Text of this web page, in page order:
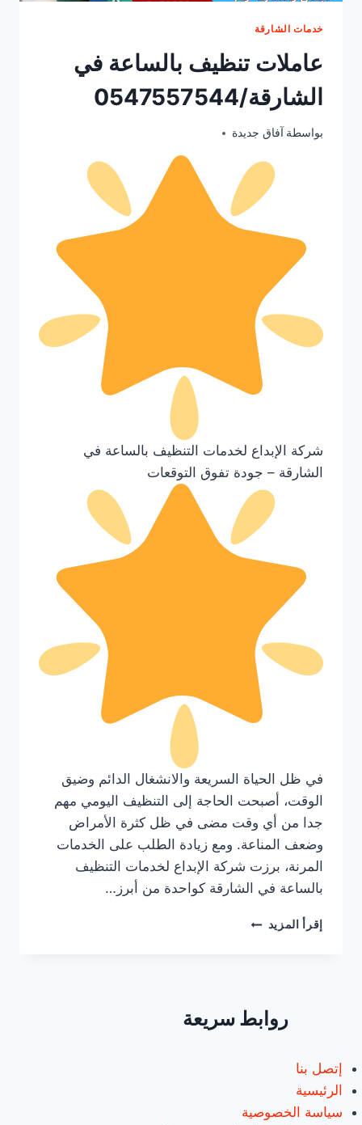
خدمات الشارقة
عاملات تنظيف بالساعة في
الشارقة/0547557544
بواسطة آفاق جديدة أكتوبر 5, 2025
شركة الإبداع لخدمات التنظيف بالساعة في
الشارقة – جودة تفوق التوقعات
في ظل الحياة السريعة والانشغال الدائم وضيق
الوقت، أصبحت الحاجة إلى التنظيف اليومي مهم
جدا من أي وقت مضى في ظل كثرة الأمراض
وضعف المناعة. ومع زيادة الطلب على الخدمات
المرنة، برزت شركة الإبداع لخدمات التنظيف
بالساعة في الشارقة كواحدة من أبرز…
إقرأ المزيد عاملات
روابط سريعة
إتصل بنا
الرئيسية
سياسة الخصوصية